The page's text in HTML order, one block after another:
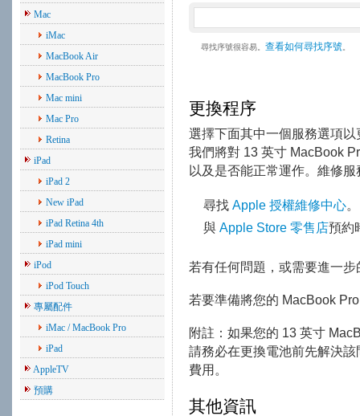
Mac
iMac
MacBook Air
MacBook Pro
Mac mini
Mac Pro
Retina
iPad
iPad 2
New iPad
iPad Retina 4th
iPad mini
iPod
iPod Touch
專屬配件
iMac / MacBook Pro
iPad
AppleTV
預購
尋找序號很容易。 查看如何尋找序號
更換程序
選擇下面其中一個服務選項
我們將對 13 英寸 MacBook
以及是否能正常運作。維修
尋找 Apple 授權維修中心。
與 Apple Store 零售店預約
若有任何問題，或需要進一
若要準備將您的 MacBook
附註：如果您的 13 英寸
請務必在更換電池前先解決
費用。
其他資訊